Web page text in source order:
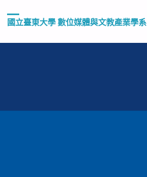
國立臺東大學 數位媒體與文教產業學系